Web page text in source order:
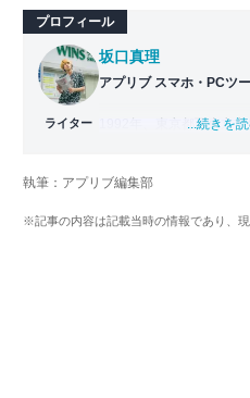
プロフィール
ライター
坂口真理
アプリブ スマホ・PCツ
1992年、東京都西東京市
の酷い少年時代を送る。
い、この時期から数多く
に出会ってからはPCな
Windows・Macを使い
...続きを
執筆：アプリブ編集部
※記事の内容は記載当時の情報であり、